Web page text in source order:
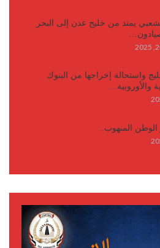
يمتد من خليج عدن إلى البحر
واستحالة إخراجها من البنوك
والأوروبية…
الوطن المنهوب..